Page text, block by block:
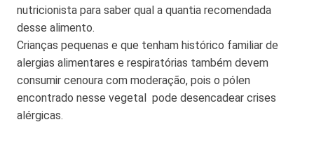
nutricionista para saber qual a quantia recomendada
desse alimento.
Crianças pequenas e que tenham histórico familiar de
alergias alimentares e respiratórias também devem
consumir cenoura com moderação, pois o pólen
encontrado nesse vegetal pode desencadear crises
alérgicas.